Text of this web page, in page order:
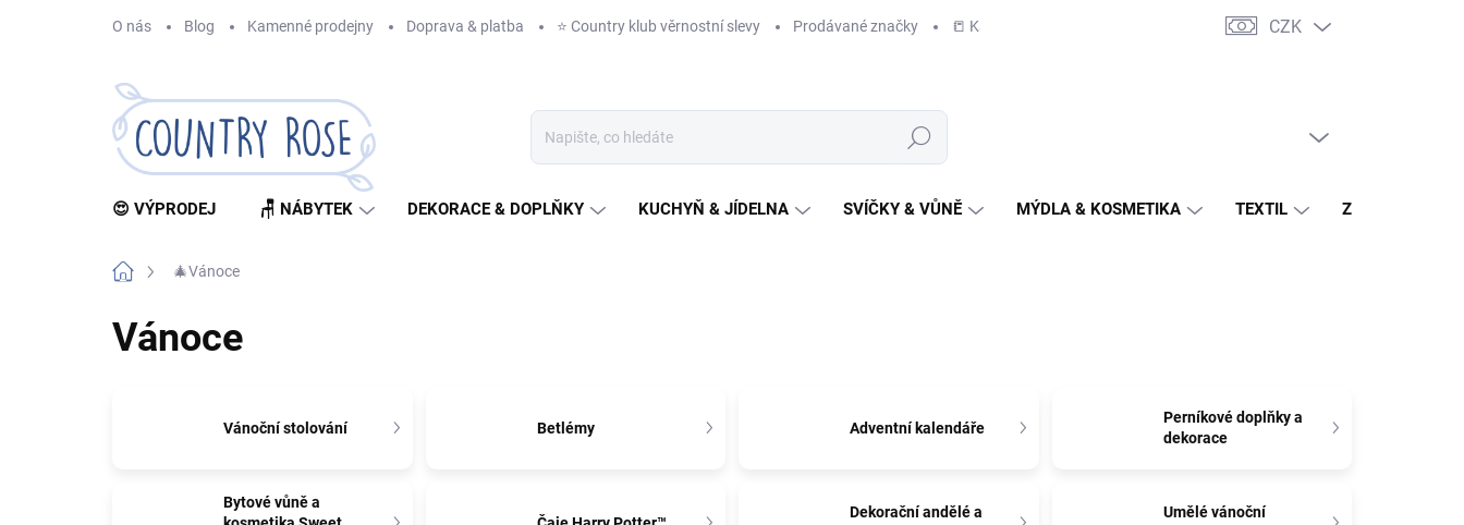
O nás Blog Kamenné prodejny Doprava & platba ⭐️ Country klub věrnostní slevy Prodávané značky 📒 Katalogy výrobců Potahové látky - vzorník Hodnocení obchodu
CZK
Hledat
😍 VÝPRODEJ 🪑 NÁBYTEK DEKORACE & DOPLŇKY KUCHYŇ & JÍDELNA SVÍČKY & VŮNĚ MÝDLA & KOSMETIKA TEXTIL ZAHRADA
Domů 🎄Vánoce
Vánoce
Vánoční stolování Betlémy Adventní kalendáře
Perníkové doplňky a
dekorace
Bytové vůně a
Dekorační andělé a
Umělé vánoční